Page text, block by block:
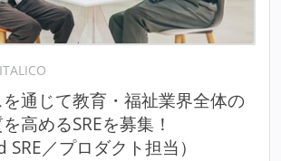
通じて教育・福祉業界全体の
高めるSREを募集！
SRE／プロダクト担当）